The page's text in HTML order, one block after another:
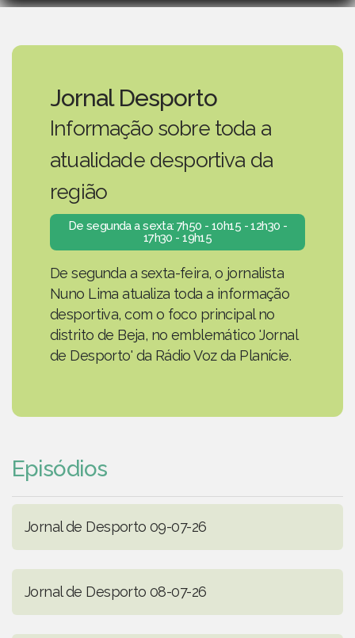
Jornal Desporto
Informação sobre toda a
atualidade desportiva da
região
De segunda a sexta: 7h50 - 10h15 - 12h30 -
17h30 - 19h15
De segunda a sexta-feira, o jornalista
Nuno Lima atualiza toda a informação
desportiva, com o foco principal no
distrito de Beja, no emblemático 'Jornal
de Desporto' da Rádio Voz da Planície.
Episódios
Jornal de Desporto 09-07-26
Jornal de Desporto 08-07-26